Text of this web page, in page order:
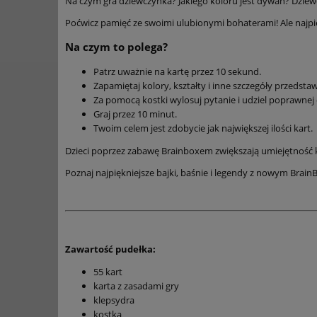
Poćwicz pamięć ze swoimi ulubionymi bohaterami! Ale
Na czym to polega?
Patrz uważnie na kartę przez 10 sekund.
Zapamiętaj kolory, kształty i inne szczegóły
Za pomocą kostki wylosuj pytanie i udziel
Graj przez 10 minut.
Twoim celem jest zdobycie jak największej ilości kart.
Dzieci poprzez zabawę Brainboxem zwiększają
Poznaj najpiękniejsze bajki, baśnie i legendy z nowym
Zawartość pudełka:
55 kart
karta z zasadami gry
klepsydra